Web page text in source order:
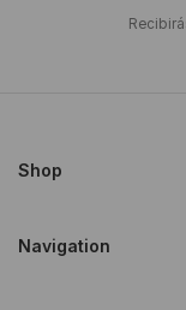
Shop
Navigation